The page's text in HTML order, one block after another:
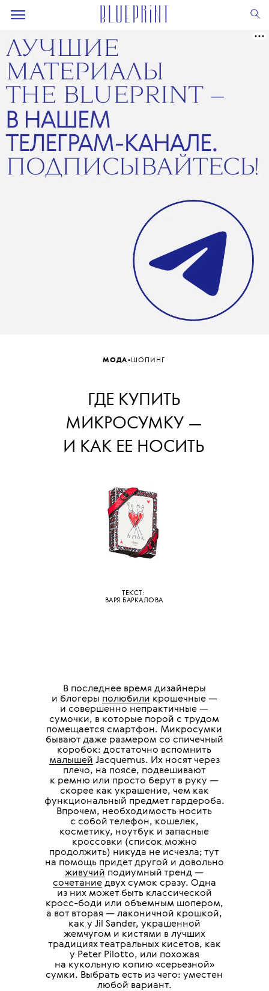
МОДА•ШОПИНГ
ГДЕ КУПИТЬ
МИКРОСУМКУ —
И КАК ЕЕ НОСИТЬ
ТЕКСТ:
ВАРЯ БАРКАЛОВА
В последнее время дизайнеры
и блогеры полюбили крошечные —
и совершенно непрактичные —
сумочки, в которые порой с трудом
помещается смартфон. Микросумки
бывают даже размером со спичечный
коробок: достаточно вспомнить
малышей Jacquemus. Их носят через
плечо, на поясе, подвешивают
к ремню или просто берут в руку —
скорее как украшение, чем как
функциональный предмет гардероба.
Впрочем, необходимость носить
с собой телефон, кошелек,
косметику, ноутбук и запасные
кроссовки (список можно
продолжить) никуда не исчезла; тут
на помощь придет другой и довольно
живучий подиумный тренд —
сочетаниедвух сумок сразу. Одна
из них может быть классической
кросс-боди или объемным шопером,
а вот вторая — лаконичной крошкой,
как у Jil Sander, украшенной
жемчугом и кистями в лучших
традициях театральных кисетов, как
у Peter Pilotto, или похожая
на кукольную копию «серьезной»
сумки. Выбрать есть из чего: уместен
любой вариант.